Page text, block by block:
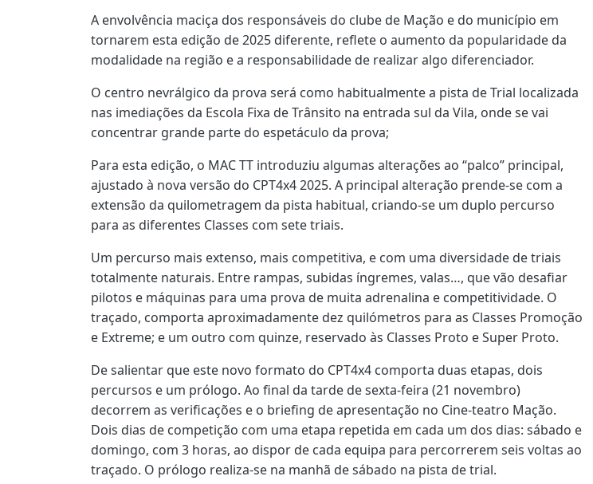
A envolvência maciça dos responsáveis do clube de Mação e do município em
tornarem esta edição de 2025 diferente, reflete o aumento da popularidade da
modalidade na região e a responsabilidade de realizar algo diferenciador.
O centro nevrálgico da prova será como habitualmente a pista de Trial localizada
nas imediações da Escola Fixa de Trânsito na entrada sul da Vila, onde se vai
concentrar grande parte do espetáculo da prova;
Para esta edição, o MAC TT introduziu algumas alterações ao “palco” principal,
ajustado à nova versão do CPT4x4 2025. A principal alteração prende-se com a
extensão da quilometragem da pista habitual, criando-se um duplo percurso
para as diferentes Classes com sete triais.
Um percurso mais extenso, mais competitiva, e com uma diversidade de triais
totalmente naturais. Entre rampas, subidas íngremes, valas…, que vão desafiar
pilotos e máquinas para uma prova de muita adrenalina e competitividade. O
traçado, comporta aproximadamente dez quilómetros para as Classes Promoção
e Extreme; e um outro com quinze, reservado às Classes Proto e Super Proto.
De salientar que este novo formato do CPT4x4 comporta duas etapas, dois
percursos e um prólogo. Ao final da tarde de sexta-feira (21 novembro)
decorrem as verificações e o briefing de apresentação no Cine-teatro Mação.
Dois dias de competição com uma etapa repetida em cada um dos dias: sábado e
domingo, com 3 horas, ao dispor de cada equipa para percorrerem seis voltas ao
traçado. O prólogo realiza-se na manhã de sábado na pista de trial.